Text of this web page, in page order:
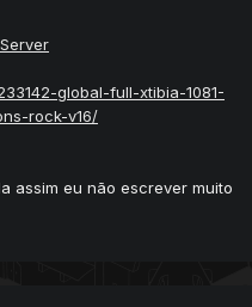
global-full-xtibia-1081-
rock-v16/
assim eu não escrever muito